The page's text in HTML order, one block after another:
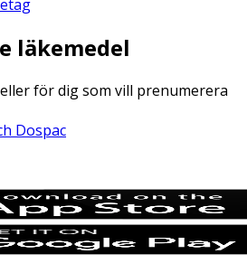
läkemedel
för dig som vill prenumerera
Dospac